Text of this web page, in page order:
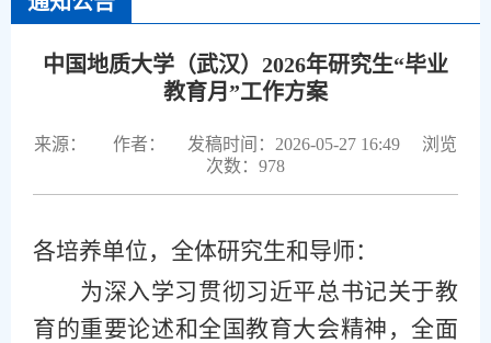
中国地质大学（武汉）2026年研究生“毕业
教育月”工作方案
来源： 作者： 发稿时间：2026-05-27 16:49
浏览
次数： 978
各培养单位，全体研究生和导师：
为深入学习贯彻习近平总书记关于教
育的重要论述和全国教育大会精神，全面